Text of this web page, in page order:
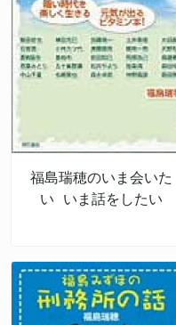
福島瑞穂のいま会いた
い いま話をしたい